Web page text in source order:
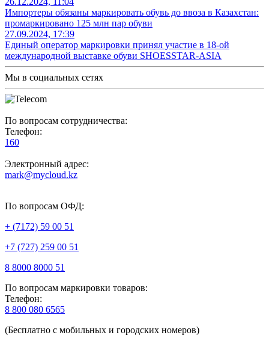
Импортеры обязаны маркировать обувь до ввоза в Казахстан:
промаркировано 125 млн пар обуви
27.09.2024, 17:39
Единый оператор маркировки принял участие в 18-ой
международной выставке обуви SHOESSTAR-ASIA
Мы в социальных сетях
По вопросам сотрудничества:
Телефон:
160
Электронный адрес:
mark@mycloud.kz
По вопросам ОФД:
+ (7172) 59 00 51
+7 (727) 259 00 51
8 8000 8000 51
По вопросам маркировки товаров:
Телефон:
8 800 080 6565
(Бесплатно с мобильных и городских номеров)